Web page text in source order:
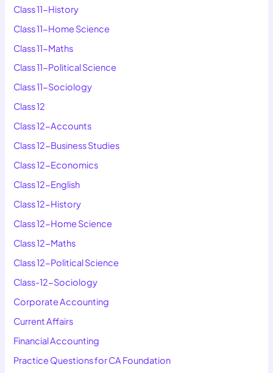
Class 11-History
Class 11-Home Science
Class 11-Maths
Class 11-Political Science
Class 11-Sociology
Class 12
Class 12-Accounts
Class 12-Business Studies
Class 12-Economics
Class 12-English
Class 12-History
Class 12-Home Science
Class 12-Maths
Class 12-Political Science
Class-12-Sociology
Corporate Accounting
Current Affairs
Financial Accounting
Practice Questions for CA Foundation